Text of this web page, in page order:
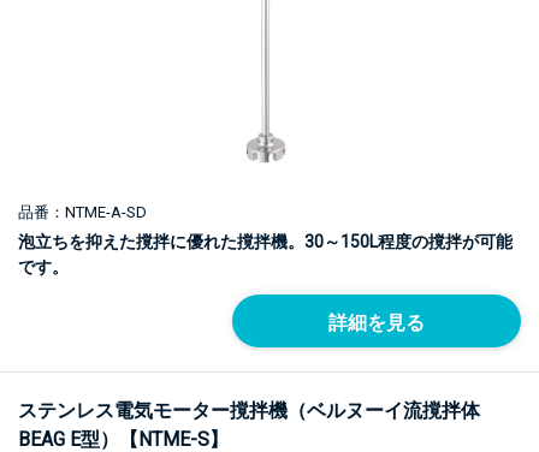
品番：NTME-A-SD
泡立ちを抑えた撹拌に優れた撹拌機。30～150L程度の撹拌が可能
です。
詳細を見る
ステンレス電気モーター撹拌機（ベルヌーイ流撹拌体
BEAG E型）【NTME-S】